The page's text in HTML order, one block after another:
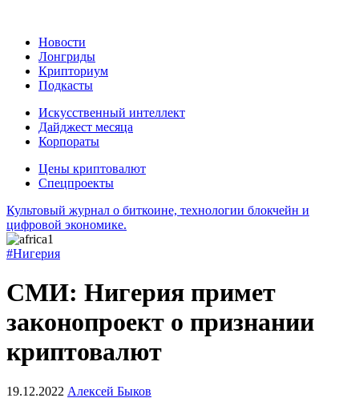
Новости
Лонгриды
Крипториум
Подкасты
Искусственный интеллект
Дайджест месяца
Корпораты
Цены криптовалют
Спецпроекты
Культовый журнал о биткоине, технологии блокчейн и
цифровой экономике.
#Нигерия
СМИ: Нигерия примет
законопроект о признании
криптовалют
19.12.2022 Алексей Быков